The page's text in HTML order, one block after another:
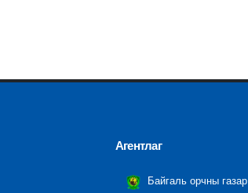
Агентлаг
Байгаль орчны газар